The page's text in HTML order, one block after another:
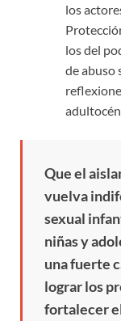
los
los del
de abuso
Que el
vuelva
sexual
niñas y
una fuerte
lograr los
fortalecer